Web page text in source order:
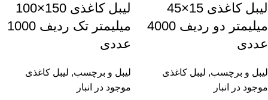
لیبل کاغذی 15×45
میلیمتر دو ردیف 4000
عددی
لیبل و برچسب, لیبل کاغذی
موجود در انبار
لیبل کاغذی 150×100
میلیمتر تک ردیف 1000
عددی
لیبل و برچسب, لیبل کاغذی
موجود در انبار